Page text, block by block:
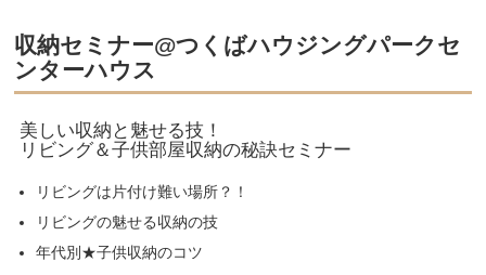
収納セミナー@つくばハウジングパークセ
ンターハウス
美しい収納と魅せる技！
リビング＆子供部屋収納の秘訣セミナー
リビングは片付け難い場所？！
リビングの魅せる収納の技
年代別★子供収納のコツ